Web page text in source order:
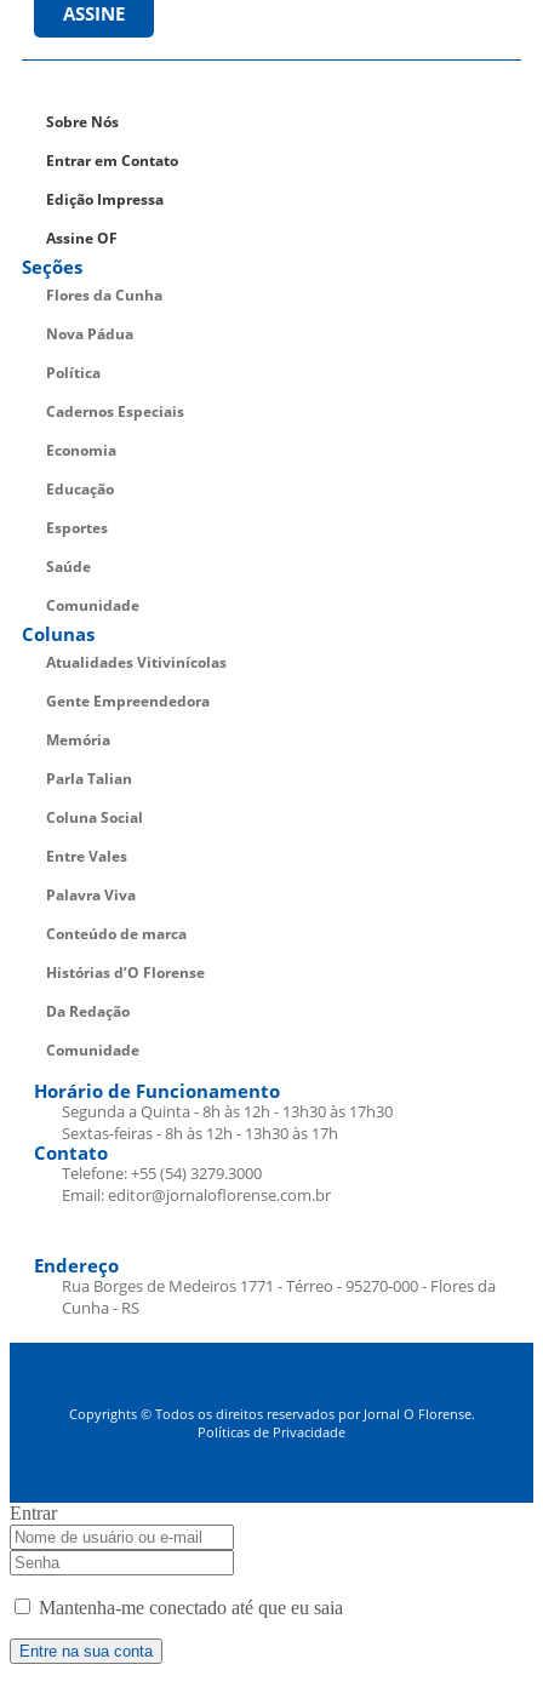
ASSINE
Sobre Nós
Entrar em Contato
Edição Impressa
Assine OF
Seções
Flores da Cunha
Nova Pádua
Política
Cadernos Especiais
Economia
Educação
Esportes
Saúde
Comunidade
Colunas
Atualidades Vitivinícolas
Gente Empreendedora
Memória
Parla Talian
Coluna Social
Entre Vales
Palavra Viva
Conteúdo de marca
Histórias d’O Florense
Da Redação
Comunidade
Horário de Funcionamento
Segunda a Quinta - 8h às 12h - 13h30 às 17h30
Sextas-feiras - 8h às 12h - 13h30 às 17h
Contato
Telefone: +55 (54) 3279.3000
Email: editor@jornaloflorense.com.br
Endereço
Rua Borges de Medeiros 1771 - Térreo - 95270-000 - Flores da
Cunha - RS
Copyrights © Todos os direitos reservados por Jornal O Florense.
Políticas de Privacidade
Entrar
Mantenha-me conectado até que eu saia